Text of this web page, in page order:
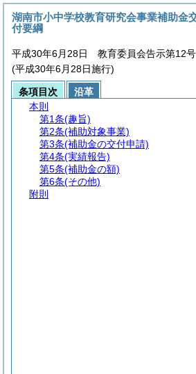
湖南市小中学校教育研究会事業補助金
付要綱
平成30年6月28日 教育委員会告示第12号
(平成30年6月28日施行)
条項目次
沿革
本則
第1条(趣旨)
第2条(補助対象事業)
第3条(補助金の交付申請)
第4条(実績報告)
第5条(補助金の額)
第6条(その他)
附則